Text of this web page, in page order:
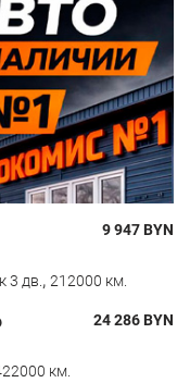
9 947BYN
3 дв., 212000 км.
24 286BYN
км.